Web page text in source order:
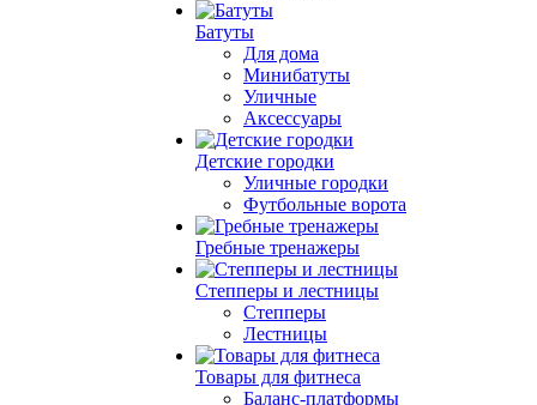
Батуты
Для дома
Минибатуты
Уличные
Аксессуары
Детские городки
Уличные городки
Футбольные ворота
Гребные тренажеры
Степперы и лестницы
Степперы
Лестницы
Товары для фитнеса
Баланс-платформы